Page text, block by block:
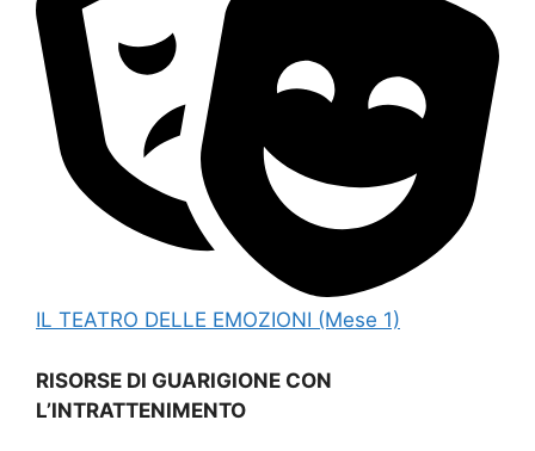
IL TEATRO DELLE EMOZIONI (Mese 1)
RISORSE DI GUARIGIONE CON
L’INTRATTENIMENTO